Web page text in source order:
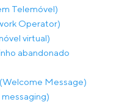
Telemóvel)
Operator)
virtual)
abandonado
Message)